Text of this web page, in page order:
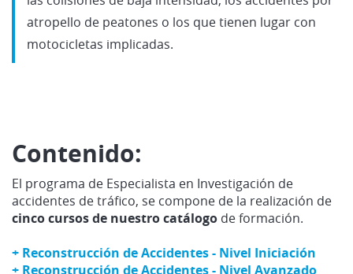
atropello de peatones o los que tienen lugar con
motocicletas implicadas.
Contenido:
El programa de Especialista en Investigación de
accidentes de tráfico, se compone de la realización de
cinco cursos de nuestro catálogo de formación.
+ Reconstrucción de Accidentes - Nivel Iniciación
+ Reconstrucción de Accidentes - Nivel Avanzado